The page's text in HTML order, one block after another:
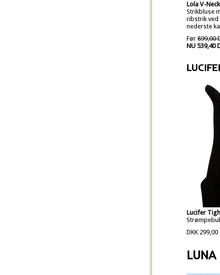
Lola V-
Strikbluse
ribstrik ved
nederste
Før 899,00
NU 539,40
Lucifer
DKK 299,00
LUNA